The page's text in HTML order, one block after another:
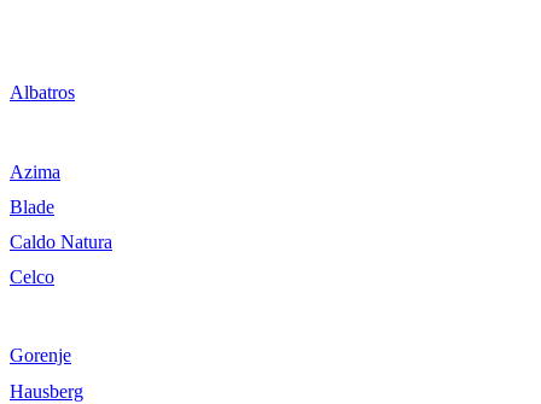
Albatros
Azima
Blade
Caldo Natura
Celco
Gorenje
Hausberg